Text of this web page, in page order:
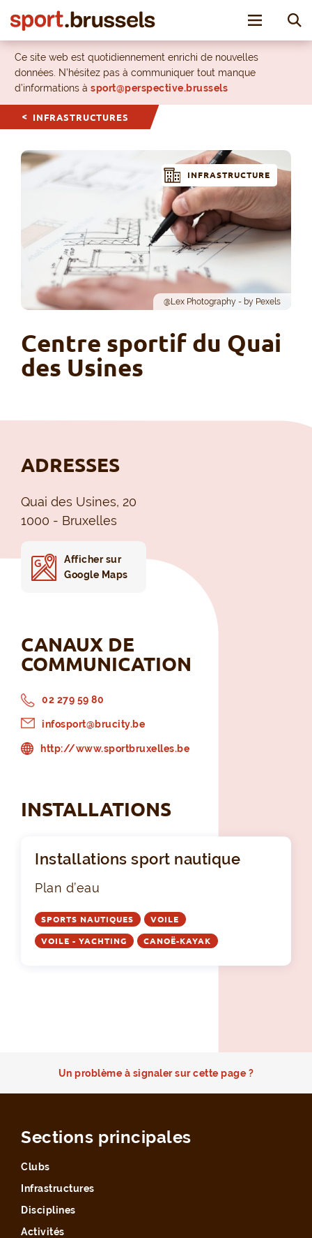
Toggle
Ce site web est quotidiennement enrichi de nouvelles
données. N’hésitez pas à communiquer tout manque
d’informations à sport@perspective.brussels
INFRASTRUCTURES
@Lex Photography - by Pexels
INFRASTRUCTURE
Centre sportif du Quai
des Usines
ADRESSES
Quai des Usines, 20
1000 - Bruxelles
Afficher sur
Google Maps
CANAUX DE
COMMUNICATION
02 279 59 80
infosport@brucity.be
http://www.sportbruxelles.be
INSTALLATIONS
Installations sport nautique
Plan d’eau
SPORTS NAUTIQUES VOILE
VOILE - YACHTING CANOË-KAYAK
Un problème à signaler sur cette page ?
Sections principales
Clubs
Infrastructures
Disciplines
Activités